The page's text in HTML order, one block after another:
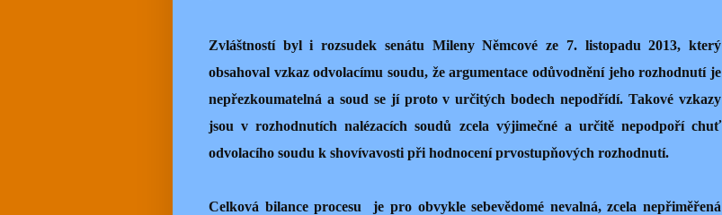
Zvláštností byl i rozsudek senátu Mileny Němcové ze 7. listopadu 2013, který
obsahoval vzkaz odvolacímu soudu, že argumentace odůvodnění jeho rozhodnutí je
nepřezkoumatelná a soud se jí proto v určitých bodech nepodřídí. Takové vzkazy
jsou v rozhodnutích nalézacích soudů zcela výjimečné a určitě nepodpoří chuť
odvolacího soudu k shovívavosti při hodnocení prvostupňových rozhodnutí.
Celková bilance procesu je pro obvykle sebevědomé nevalná, zcela nepřiměřená